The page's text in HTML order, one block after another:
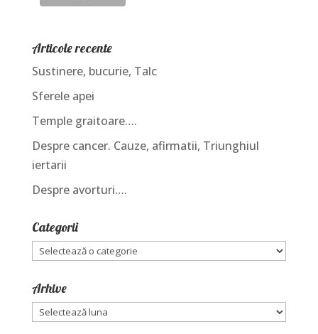
Articole recente
Sustinere, bucurie, Talc
Sferele apei
Temple graitoare….
Despre cancer. Cauze, afirmatii, Triunghiul
iertarii
Despre avorturi….
Categorii
Categorii
Arhive
Arhive